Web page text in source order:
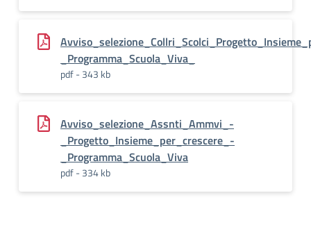
_Programma_Scuola_Viva_
pdf - 343 kb
Avviso_selezione_Assnti_Ammvi_-
_Progetto_Insieme_per_crescere_-
_Programma_Scuola_Viva
pdf - 334 kb